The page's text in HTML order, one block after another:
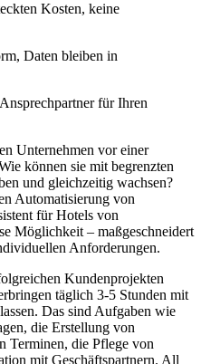
Kosten, keine
Daten bleiben in
für Ihren
Unternehmen vor einer
können sie mit begrenzten
und gleichzeitig wachsen?
Automatisierung von
für Hotels von
Möglichkeit – maßgeschneidert
Anforderungen.
Kundenprojekten
täglich 3-5 Stunden mit
Das sind Aufgaben wie
die Erstellung von
Terminen, die Pflege von
mit Geschäftspartnern. All